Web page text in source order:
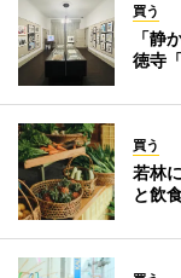
買う
「静
徳寺
買う
若林
と飲